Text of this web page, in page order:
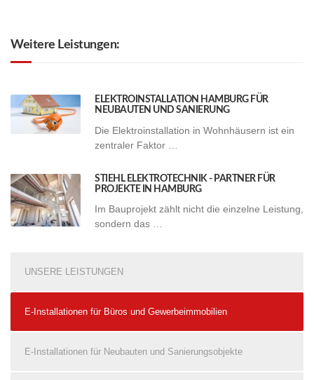
Weitere Leistungen:
ELEKTROINSTALLATION HAMBURG FÜR
NEUBAUTEN UND SANIERUNG
Die Elektroinstallation in Wohnhäusern ist ein
zentraler Faktor …
STIEHL ELEKTROTECHNIK - PARTNER FÜR
PROJEKTE IN HAMBURG
Im Bauprojekt zählt nicht die einzelne Leistung,
sondern das …
UNSERE LEISTUNGEN
E-Installationen für Büros und Gewerbeimmobilien
E-Installationen für Neubauten und Sanierungsobjekte